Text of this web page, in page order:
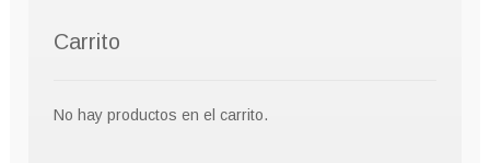
Carrito
No hay productos en el carrito.